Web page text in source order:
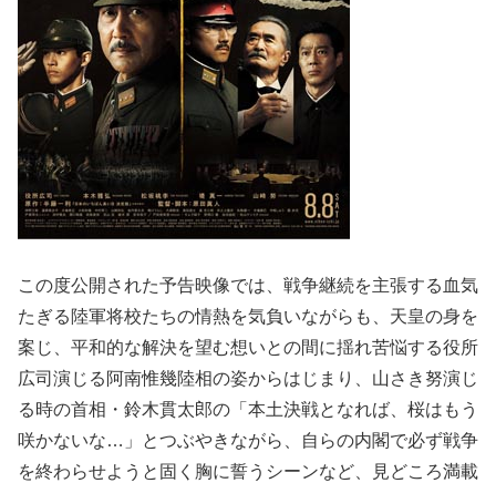
この度公開された予告映像では、戦争継続を主張する血気
たぎる陸軍将校たちの情熱を気負いながらも、天皇の身を
案じ、平和的な解決を望む想いとの間に揺れ苦悩する役所
広司演じる阿南惟幾陸相の姿からはじまり、山さき努演じ
る時の首相・鈴木貫太郎の「本土決戦となれば、桜はもう
咲かないな…」とつぶやきながら、自らの内閣で必ず戦争
を終わらせようと固く胸に誓うシーンなど、見どころ満載